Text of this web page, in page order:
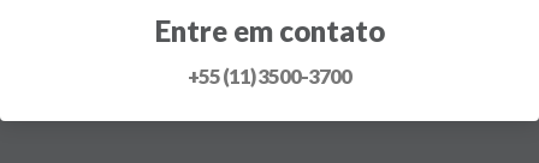
Entre em contato
+55 (11) 3500-3700